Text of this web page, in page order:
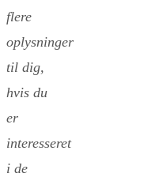
flere
oplysninger
til dig,
hvis du
er
interesseret
i de